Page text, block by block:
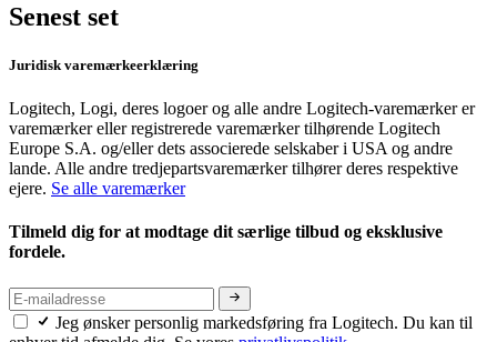
Senest set
Juridisk varemærkeerklæring
Logitech, Logi, deres logoer og alle andre Logitech-varemærker er
varemærker eller registrerede varemærker tilhørende Logitech
Europe S.A. og/eller dets associerede selskaber i USA og andre
lande. Alle andre tredjepartsvaremærker tilhører deres respektive
ejere. Se alle varemærker
Tilmeld dig for at modtage dit særlige tilbud og eksklusive
fordele.
Jeg ønsker personlig markedsføring fra Logitech. Du kan til